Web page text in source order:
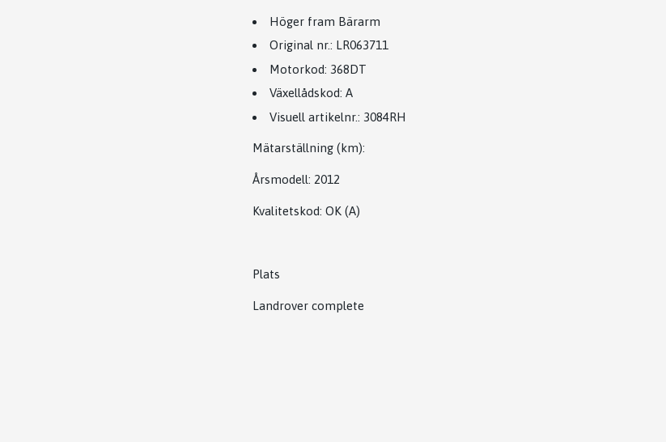
Höger fram Bärarm
Original nr.: LR063711
Motorkod: 368DT
Växellådskod: A
Visuell artikelnr.: 3084RH
Mätarställning (km):
Årsmodell: 2012
Kvalitetskod: OK (A)
Plats
Landrover complete